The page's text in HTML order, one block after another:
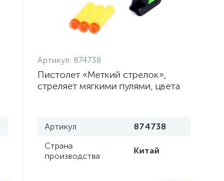
Артикул: 874738
Пистолет «Меткий стрелок»,
стреляет мягкими пулями, цвета
Артикул
874738
Страна
производства
Китай